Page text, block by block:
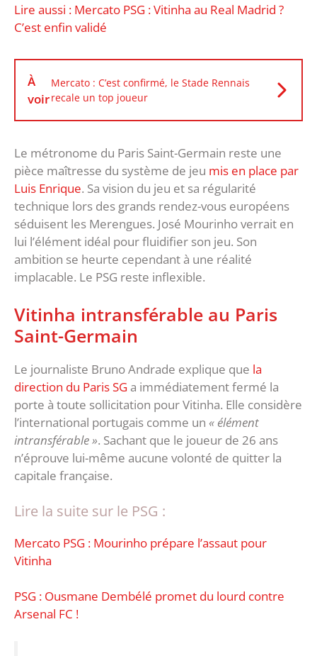
Lire aussi : Mercato PSG : Vitinha au Real Madrid ?
C’est enfin validé
À
voir
Mercato : C’est confirmé, le Stade Rennais
recale un top joueur
Le métronome du Paris Saint-Germain reste une
pièce maîtresse du système de jeu mis en place par
Luis Enrique. Sa vision du jeu et sa régularité
technique lors des grands rendez-vous européens
séduisent les Merengues. José Mourinho verrait en
lui l’élément idéal pour fluidifier son jeu. Son
ambition se heurte cependant à une réalité
implacable. Le PSG reste inflexible.
Vitinha intransférable au Paris
Saint-Germain
Le journaliste Bruno Andrade explique que la
direction du Paris SG a immédiatement fermé la
porte à toute sollicitation pour Vitinha. Elle considère
l’international portugais comme un « élément
intransférable ». Sachant que le joueur de 26 ans
n’éprouve lui-même aucune volonté de quitter la
capitale française.
Lire la suite sur le PSG :
Mercato PSG : Mourinho prépare l’assaut pour
Vitinha
PSG : Ousmane Dembélé promet du lourd contre
Arsenal FC !